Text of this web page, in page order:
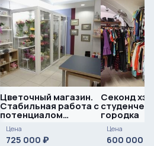
Цветочный магазин.
Стабильная работа с
потенциалом
развития
Цена
725 000 ₽
Секонд
городка
Цена
600 000